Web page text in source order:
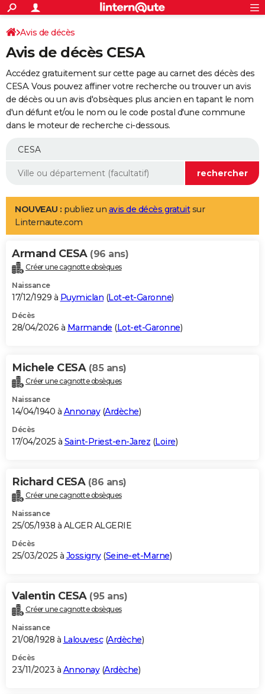
ACTUALITÉS
Politique
Société
Faits Divers
Education
Monde
Villes
+
SPORT
Coupe du monde 2026
Football
Tennis
Cyclisme
Rugby
Forum
Programme TV
TNT
Streaming
Cinéma
Sorties cinéma
Musique
+
FINANCE
Retraite
Impôts
Epargne
Immobilier
Risques naturels par ville
Banque
Assurance
Crédit
AUTO
Essais
Réserver un essai
Citadines
Berlines
SUV
Forum auto
+
Mobiles
Meilleur smartphone
Internet
Ordinateurs
Jeux vidéo
Guide high-tech
Aménagement intérieur
LIFESTYLE
Art de vivre
Bien-être
Loisirs
Mode
Modes de vie
Alimentation
Guide de la santé
Maladies
Médicaments
Sommeil
VOYAGE
Destinations
City break
Voyage nature
Voyage de noces
Forum
Climat
+PHOTO
GUIDES D'ACHAT
BONS PLANS
Carte de Noël
Carte Bonne année
Carte Saint-Valentin
Carte Pâques
Carte d'anniversaire
DICTIONNAIRE
Dictionnaire
Biographies
Citations
Expressions
Proverbes
PROGRAMME TV
S'inscrire
Se connecter
Lycées
Collèges
Primaires
Universités
Entreprises
Service militaire
Avis de recherche
AVIS DE DÉCÈS
Bricolage
Lifestyle
Culture
Sport
Auto
Television
Voyage
Cinema
Avis de décès
Avis de décès CESA
Accédez gratuitement sur cette page au carnet des décès des
CESA. Vous pouvez affiner votre recherche ou trouver un avis
de décès ou un avis d'obsèques plus ancien en tapant le nom
d'un défunt et/ou le nom ou le code postal d'une commune
dans le moteur de recherche ci-dessous.
NOUVEAU : publiez un avis de décès gratuitsur
Linternaute.com
Armand CESA (96 ans)
Créer une cagnotte obsèques
Naissance
17/12/1929 à Puymiclan (Lot-et-Garonne)
Décès
28/04/2026 à Marmande (Lot-et-Garonne)
Michele CESA (85 ans)
Créer une cagnotte obsèques
Naissance
14/04/1940 à Annonay(Ardèche)
Décès
17/04/2025 à Saint-Priest-en-Jarez (Loire)
Richard CESA (86 ans)
Créer une cagnotte obsèques
Naissance
25/05/1938 à ALGER ALGERIE
Décès
25/03/2025 à Jossigny(Seine-et-Marne)
Valentin CESA (95 ans)
Créer une cagnotte obsèques
Naissance
21/08/1928 à Lalouvesc(Ardèche)
Décès
23/11/2023 à Annonay(Ardèche)